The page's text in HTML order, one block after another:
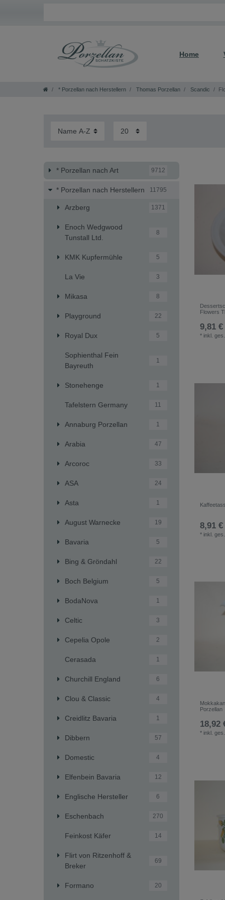
Home
* Porzellan nach Herstellern Thomas Porzellan Scandic
* Porzellan nach Art 9712
* Porzellan nach Herstellern 11795
Arzberg 1371
Enoch Wedgwood
Tunstall Ltd.
8
KMK Kupfermühle 5
La Vie 3
Mikasa 8
Playground 22
Royal Dux 5
Sophienthal Fein
Bayreuth
1
Stonehenge 1
Tafelstern Germany 11
Annaburg Porzellan 1
Arabia 47
Arcoroc 33
ASA 24
Asta 1
August Warnecke 19
Bavaria 5
Bing & Gröndahl 22
Boch Belgium 5
BodaNova 1
Celtic 3
Cepelia Opole 2
Cerasada 1
Churchill England 6
Clou & Classic 4
Creidlitz Bavaria 1
Dibbern 57
Domestic 4
Elfenbein Bavaria 12
Englische Hersteller 6
Eschenbach 270
Feinkost Käfer 14
Flirt von Ritzenhoff &
Breker
69
Formano 20
Flowers
9,81 €
* inkl.
8,91 €
* inkl.
Porzellan
18,92
* inkl.